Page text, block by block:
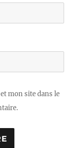
mon site dans le